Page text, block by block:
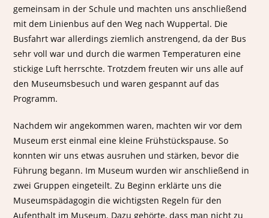
gemeinsam in der Schule und machten uns anschließend
mit dem Linienbus auf den Weg nach Wuppertal. Die
Busfahrt war allerdings ziemlich anstrengend, da der Bus
sehr voll war und durch die warmen Temperaturen eine
stickige Luft herrschte. Trotzdem freuten wir uns alle auf
den Museumsbesuch und waren gespannt auf das
Programm.
Nachdem wir angekommen waren, machten wir vor dem
Museum erst einmal eine kleine Frühstückspause. So
konnten wir uns etwas ausruhen und stärken, bevor die
Führung begann. Im Museum wurden wir anschließend in
zwei Gruppen eingeteilt. Zu Beginn erklärte uns die
Museumspädagogin die wichtigsten Regeln für den
Aufenthalt im Museum. Dazu gehörte, dass man nicht zu